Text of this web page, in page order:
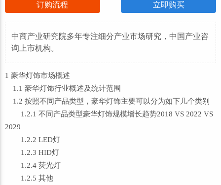
订购流程 立即购买
中商产业研究院多年专注细分产业市场研究，中国产业咨
询上市机构。
1 豪华灯饰市场概述
1.1 豪华灯饰行业概述及统计范围
1.2 按照不同产品类型，豪华灯饰主要可以分为如下几个类别
1.2.1 不同产品类型豪华灯饰规模增长趋势2018 VS 2022 VS
2029
1.2.2 LED灯
1.2.3 HID灯
1.2.4 荧光灯
1.2.5 其他